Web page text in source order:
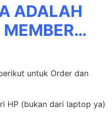
ADALAH
MEMBER…
untuk Order dan
HP (bukan dari laptop ya)